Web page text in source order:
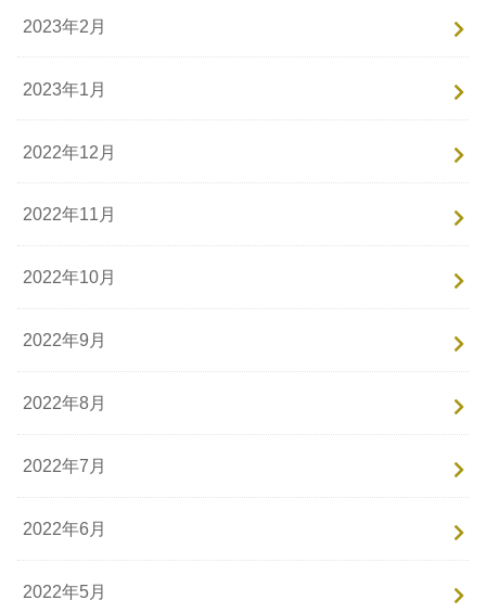
2023年2月
2023年1月
2022年12月
2022年11月
2022年10月
2022年9月
2022年8月
2022年7月
2022年6月
2022年5月